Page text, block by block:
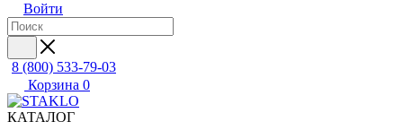
Войти
8 (800) 533-79-03
Корзина 0
КАТАЛОГ